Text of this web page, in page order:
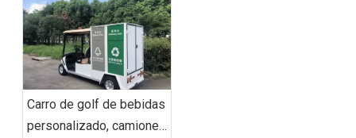
en cuenta
Carro de golf de bebidas
personalizado, camiones